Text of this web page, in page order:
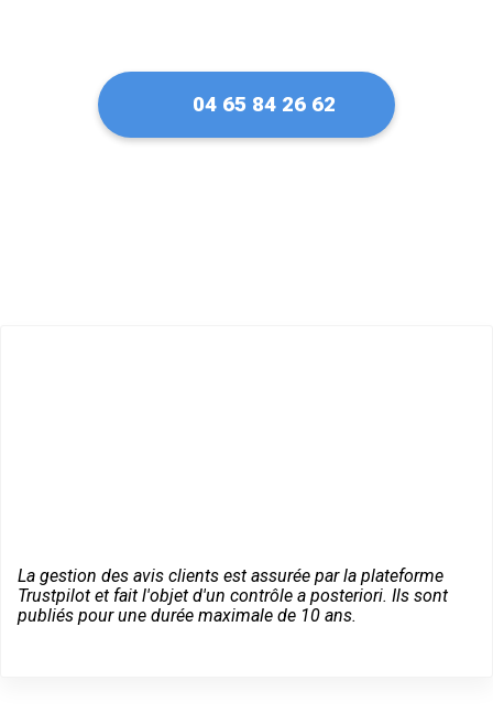
04 65 84 26 62
La gestion des avis clients est assurée par la plateforme
Trustpilot et fait l'objet d'un contrôle a posteriori. Ils sont
publiés pour une durée maximale de 10 ans.